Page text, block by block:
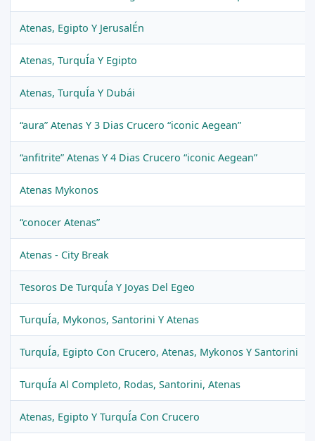
Atenas, Egipto Y JerusalÉn
Atenas, TurquÍa Y Egipto
Atenas, TurquÍa Y Dubái
“aura” Atenas Y 3 Dias Crucero “iconic Aegean”
“anfitrite” Atenas Y 4 Dias Crucero “iconic Aegean”
Atenas Mykonos
“conocer Atenas”
Atenas - City Break
Tesoros De TurquÍa Y Joyas Del Egeo
TurquÍa, Mykonos, Santorini Y Atenas
TurquÍa, Egipto Con Crucero, Atenas, Mykonos Y Santorini
TurquÍa Al Completo, Rodas, Santorini, Atenas
Atenas, Egipto Y TurquÍa Con Crucero